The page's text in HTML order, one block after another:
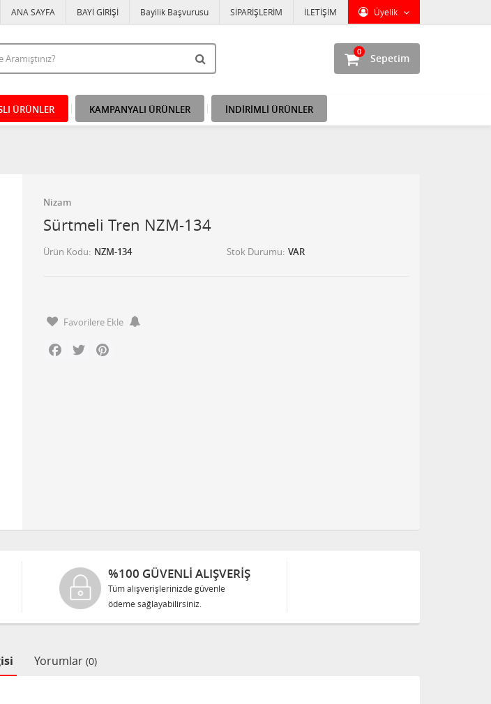
Üyelik
ANA SAYFA BAYİ GİRİŞİ Bayilik Başvurusu SİPARİŞLERİM İLETİŞİM
Sepetim
0
ÜRÜNLER KAMPANYALI ÜRÜNLER İNDİRİMLİ ÜRÜNLER
Nizam
Sürtmeli Tren NZM-134
Ürün Kodu NZM-134 Stok Durumu VAR
Favorilere Ekle
Facebook
Twitter
%100 GÜVENLİ ALIŞVERİŞ
Tüm alışverişlerinizde güvenle
ödeme sağlayabilirsiniz.
Yorumlar (0)